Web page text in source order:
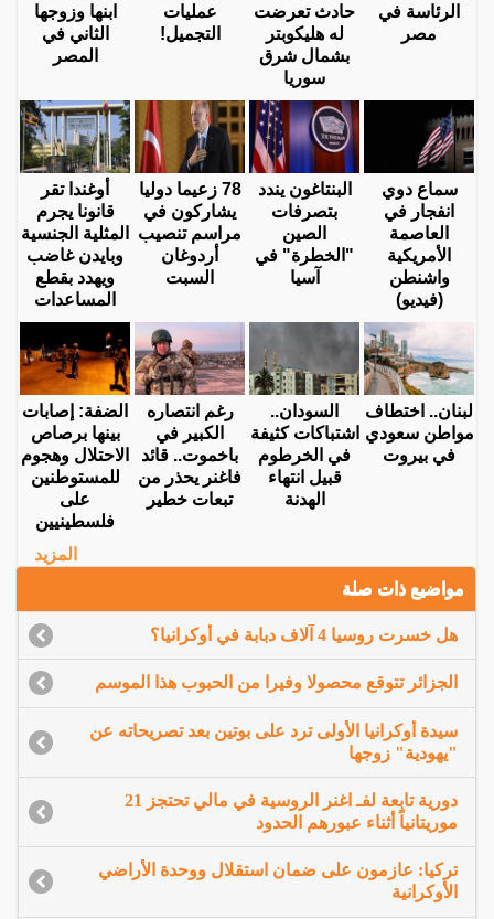
الرئاسة في
مصر
حادث تعرضت
له هليكوبتر
بشمال شرق
سوريا
عمليات
التجميل!
ابنها وزوجها
الثاني في
المصر
سماع دوي
انفجار في
العاصمة
الأمريكية
واشنطن
(فيديو)
البنتاغون يندد
بتصرفات
الصين
"الخطرة" في
آسيا
78 زعيما دوليا
يشاركون في
مراسم تنصيب
أردوغان
السبت
أوغندا تقر
قانونا يجرم
المثلية الجنسية
وبايدن غاضب
ويهدد بقطع
المساعدات
لبنان.. اختطاف
مواطن سعودي
في بيروت
السودان..
اشتباكات كثيفة
في الخرطوم
قبيل انتهاء
الهدنة
رغم انتصاره
الكبير في
باخموت.. قائد
فاغنر يحذر من
تبعات خطير
الضفة: إصابات
بينها برصاص
الاحتلال وهجوم
للمستوطنين
على
فلسطينيين
المزيد
مواضيع ذات صلة
هل خسرت روسيا 4 آلاف دبابة في أوكرانيا؟
الجزائر تتوقع محصولا وفيرا من الحبوب هذا الموسم
سيدة أوكرانيا الأولى ترد على بوتين بعد تصريحاته عن
"يهودية" زوجها
دورية تابعة لفـ اغنر الروسية في مالي تحتجز 21
موريتانياً أثناء عبورهم الحدود
تركيا: عازمون على ضمان استقلال ووحدة الأراضي
الأوكرانية